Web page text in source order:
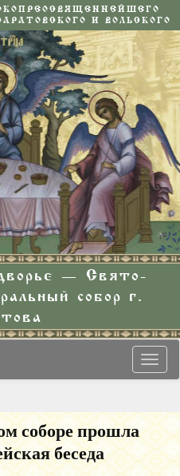
И ВОЛЬСКОГО
— Свято-
собор г.
соборе прошла
беседа